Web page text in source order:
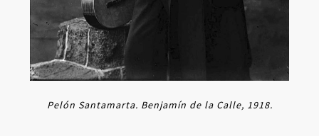
Pelón Santamarta. Benjamín de la Calle, 1918.